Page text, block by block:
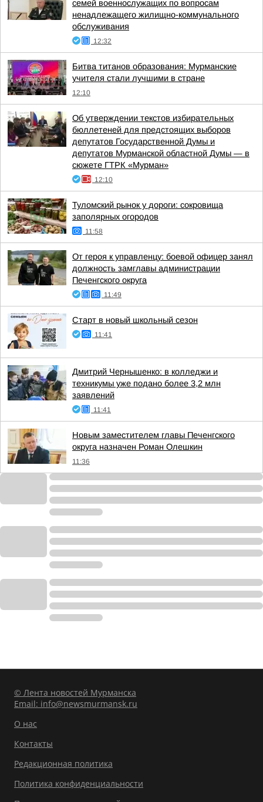
семей военнослужащих по вопросам
ненадлежащего жилищно-коммунального
обслуживания
12:32
Битва титанов образования: Мурманские
учителя стали лучшими в стране
12:10
Об утверждении текстов избирательных
бюллетеней для предстоящих выборов
депутатов Государственной Думы и
депутатов Мурманской областной Думы — в
сюжете ГТРК «Мурман»
12:10
Туломский рынок у дороги: сокровища
заполярных огородов
11:58
От героя к управленцу: боевой офицер занял
должность замглавы администрации
Печенгского округа
11:49
Старт в новый школьный сезон
11:41
Дмитрий Чернышенко: в колледжи и
техникумы уже подано более 3,2 млн
заявлений
11:41
Новым заместителем главы Печенгского
округа назначен Роман Олешкин
11:36
© Лента новостей Мурманска
Email: info@newsmurmansk.ru
О нас
Контакты
Редакционная политика
Политика конфиденциальности